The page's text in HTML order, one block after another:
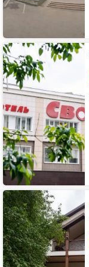
Гостиница
СвояК
Отель
Лель